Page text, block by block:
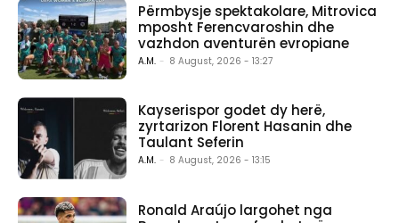
Përmbysje spektakolare, Mitrovica
mposht Ferencvaroshin dhe
vazhdon aventurën evropiane
A.M. - 8 August, 2026 - 13:27
Kayserispor godet dy herë,
zyrtarizon Florent Hasanin dhe
Taulant Seferin
A.M. - 8 August, 2026 - 13:15
Ronald Araújo largohet nga